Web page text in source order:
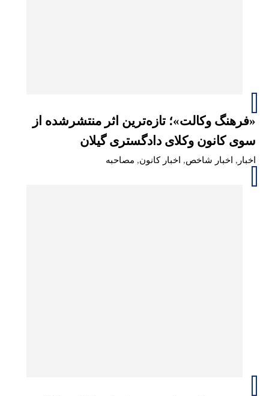
«فرهنگ وکالت»؛ تازه‌ترین اثر منتشرشده از
سوی کانون وکلای دادگستری گیلان
اخبار , اخبار شاخص, اخبار کانون, مصاحبه